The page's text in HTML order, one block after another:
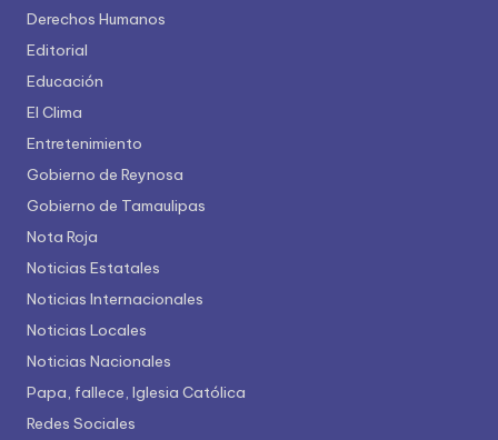
Derechos Humanos
Editorial
Educación
El Clima
Entretenimiento
Gobierno de Reynosa
Gobierno de Tamaulipas
Nota Roja
Noticias Estatales
Noticias Internacionales
Noticias Locales
Noticias Nacionales
Papa, fallece, Iglesia Católica
Redes Sociales